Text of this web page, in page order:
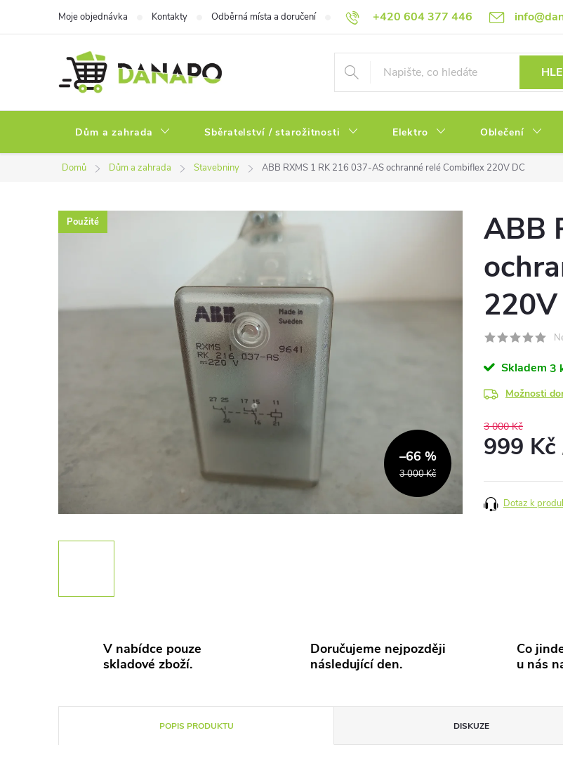
+420 604 377 446
Moje objednávka Kontakty Odběrná místa a doručení Hodnocení obchodu Obchodní podmínky
Dům a zahrada Sběratelství / starožitnosti Elektro Oblečení
Domů Dům a zahrada Stavebniny ABB RXMS 1 RK 216 037-AS ochranné relé Combiflex 220V DC
Použité
3 000 Kč
–66 %
ABB
Skladem 3
Možnosti
3 000 Kč
999 Kč
cena:
Dotaz k
V nabídce pouze
skladové zboží.
Doručujeme nejpozději
následující den.
Co
u nás
POPIS PRODUKTU DISKUZE